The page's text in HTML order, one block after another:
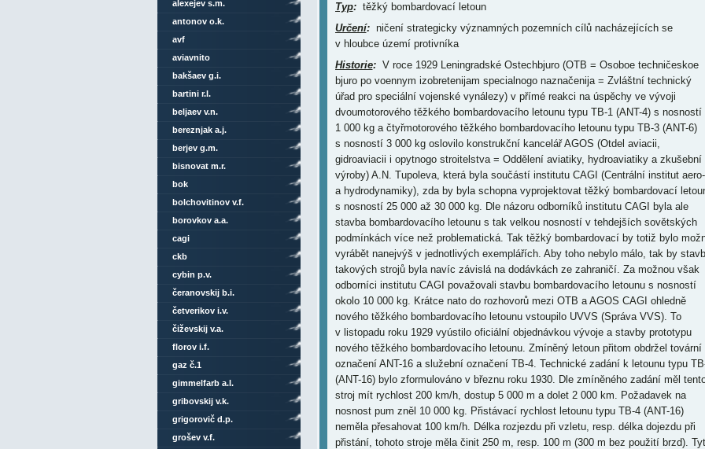
Typ:těžký bombardovací letoun
Určení:ničení strategicky významných pozemních cílů nacházejících se
v hloubce území protivníka
Historie:V roce 1929 Leningradské Ostechbjuro (OTB = Osoboe techničeskoe
bjuro po voennym izobretenijam specialnogo naznačenija = Zvláštní technický
úřad pro speciální vojenské vynálezy) v přímé reakci na úspěchy ve vývoji
dvoumotorového těžkého bombardovacího letounu typu TB-1 (ANT-4) s nosností
1 000 kg a čtyřmotorového těžkého bombardovacího letounu typu TB-3 (ANT-6)
s nosností 3 000 kg oslovilo konstrukční kancelář AGOS (Otdel aviacii,
gidroaviacii i opytnogo stroitelstva = Oddělení aviatiky, hydroaviatiky a zkušební
výroby) A.N. Tupoleva, která byla součástí institutu CAGI (Centrální institut aero-
a hydrodynamiky), zda by byla schopna vyprojektovat těžký bombardovací
s nosností 25 000 až 30 000 kg. Dle názoru odborníků institutu CAGI byla ale
stavba bombardovacího letounu s tak velkou nosností v tehdejších sovětských
podmínkách více než problematická. Tak těžký bombardovací by totiž bylo
vyrábět nanejvýš v jednotlivých exemplářích. Aby toho nebylo málo, tak by
takových strojů byla navíc závislá na dodávkách ze zahraničí. Za možnou však
odborníci institutu CAGI považovali stavbu bombardovacího letounu s nosností
okolo 10 000 kg. Krátce nato do rozhovorů mezi OTB a AGOS CAGI ohledně
nového těžkého bombardovacího letounu vstoupilo UVVS (Správa VVS). To
v listopadu roku 1929 vyústilo oficiální objednávkou vývoje a stavby prototypu
nového těžkého bombardovacího letounu. Zmíněný letoun přitom obdržel tovární
označení ANT-16 a služební označení TB-4. Technické zadání k letounu typu
(ANT-16) bylo zformulováno v březnu roku 1930. Dle zmíněného zadání měl
stroj mít rychlost 200 km/h, dostup 5 000 m a dolet 2 000 km. Požadavek na
nosnost pum zněl 10 000 kg. Přistávací rychlost letounu typu TB-4 (ANT-16)
neměla přesahovat 100 km/h. Délka rozjezdu při vzletu, resp. délka dojezdu při
přistání, tohoto stroje měla činit 250 m, resp. 100 m (300 m bez použití brzd).
alexejev s.m.
antonov o.k.
avf
aviavnito
bakšaev g.i.
bartini r.l.
beljaev v.n.
bereznjak a.j.
berjev g.m.
bisnovat m.r.
bok
bolchovitinov v.f.
borovkov a.a.
cagi
ckb
cybin p.v.
čeranovskij b.i.
četverikov i.v.
čiževskij v.a.
florov i.f.
gaz č.1
gimmelfarb a.l.
gribovskij v.k.
grigorovič d.p.
grošev v.f.